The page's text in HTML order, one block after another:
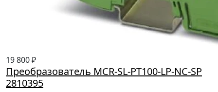
19 800 ₽
Преобразователь МСR-SL-PT100-LP-NC-SP
2810395